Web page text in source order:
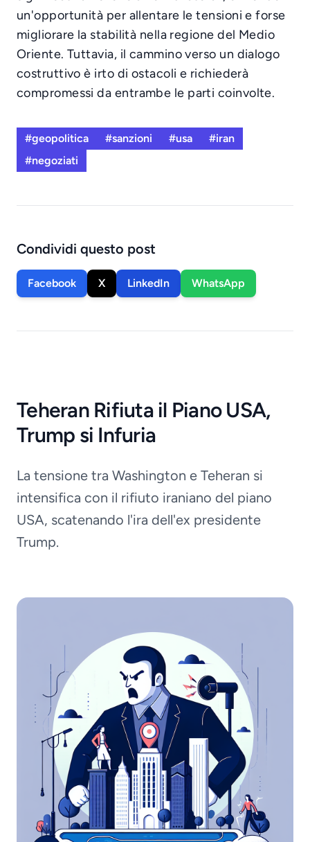
un'opportunità per allentare le tensioni e forse
migliorare la stabilità nella regione del Medio
Oriente. Tuttavia, il cammino verso un dialogo
costruttivo è irto di ostacoli e richiederà
compromessi da entrambe le parti coinvolte.
#geopolitica #sanzioni #usa
#iran
#negoziati
Condividi questo post
Facebook X LinkedIn WhatsApp
Teheran Rifiuta il Piano USA,
Trump si Infuria
La tensione tra Washington e Teheran si
intensifica con il rifiuto iraniano del piano
USA, scatenando l'ira dell'ex presidente
Trump.